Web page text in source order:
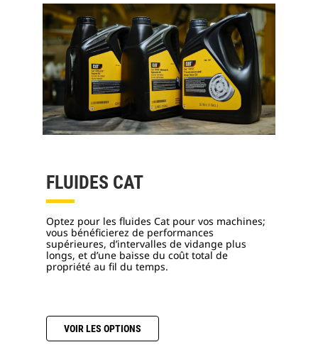
FLUIDES CAT
Optez pour les fluides Cat pour vos machines;
vous bénéficierez de performances
supérieures, d’intervalles de vidange plus
longs, et d’une baisse du coût total de
propriété au fil du temps.
VOIR LES OPTIONS